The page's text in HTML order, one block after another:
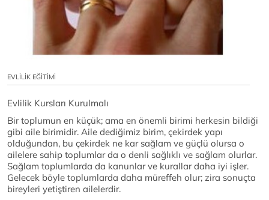
EVLİLİK EĞİTİMİ
Evlilik Kursları Kurulmalı
Bir toplumun en küçük; ama en önemli birimi herkesin bildiği
gibi aile birimidir. Aile dediğimiz birim, çekirdek yapı
olduğundan, bu çekirdek ne kar sağlam ve güçlü olursa o
ailelere sahip toplumlar da o denli sağlıklı ve sağlam olurlar.
Sağlam toplumlarda da kanunlar ve kurallar daha iyi işler.
Gelecek böyle toplumlarda daha müreffeh olur; zira sonuçta
bireyleri yetiştiren ailelerdir.